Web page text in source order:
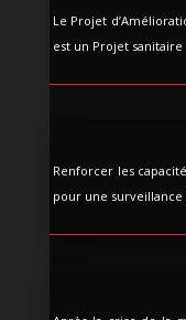
Le Projet
est un Projet sanitaire
Renforcer les
pour une surveillance